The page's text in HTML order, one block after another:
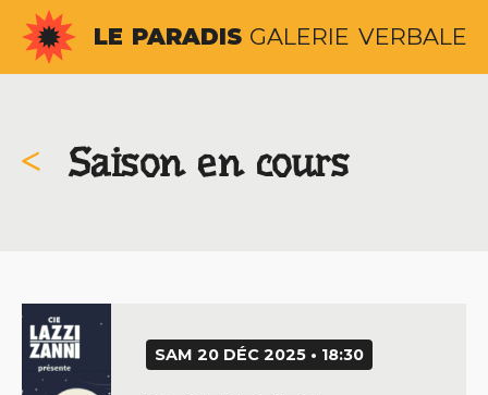
Aller
contenu
LE PARADIS GALERIE VERBALE
< Saison en cours
SAM 20 DÉC 2025 • 18:30